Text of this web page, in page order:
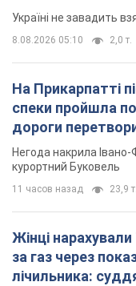
Україні не завадить
8.08.2026 05:10 2,0 т.
На Прикарпатті
спеки пройшла
дороги
Відео
Негода накрила
курортний Буковель
11 часов назад 23,9 т.
Жінці
за газ через
лічильника: